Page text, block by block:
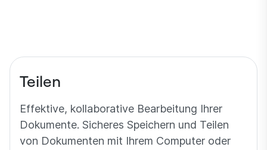
Teilen
Effektive, kollaborative Bearbeitung Ihrer
Dokumente. Sicheres Speichern und Teilen
von Dokumenten mit Ihrem Computer oder